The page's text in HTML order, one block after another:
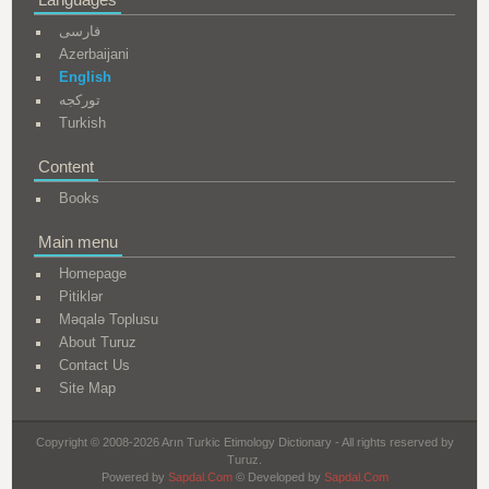
فارسی
Azerbaijani
English
تورکجه
Turkish
Content
Books
Main menu
Homepage
Pitiklər
Məqalə Toplusu
About Turuz
Contact Us
Site Map
Copyright © 2008-2026 Arın Turkic Etimology Dictionary - All rights reserved by
Turuz.
Powered by Sapdal.Com© Developed by Sapdal.Com